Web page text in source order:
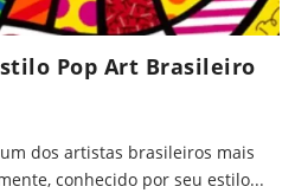
Pop Art Brasileiro
dos artistas brasileiros mais
conhecido por seu estilo...